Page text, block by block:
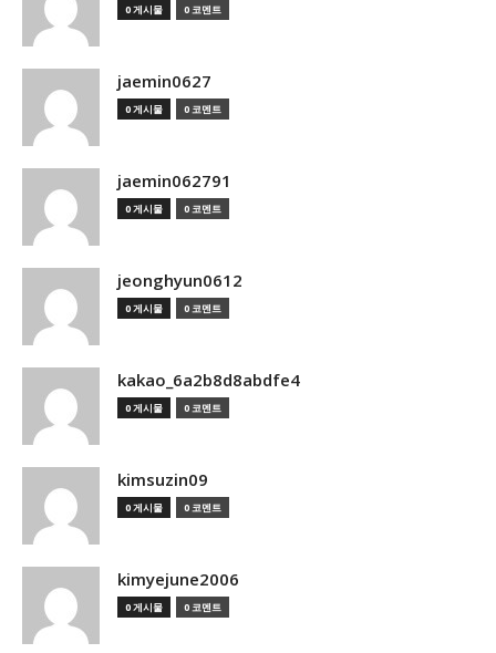
0 게시물 0 코멘트
jaemin0627
0 게시물 0 코멘트
jaemin062791
0 게시물 0 코멘트
jeonghyun0612
0 게시물 0 코멘트
kakao_6a2b8d8abdfe4
0 게시물 0 코멘트
kimsuzin09
0 게시물 0 코멘트
kimyejune2006
0 게시물 0 코멘트